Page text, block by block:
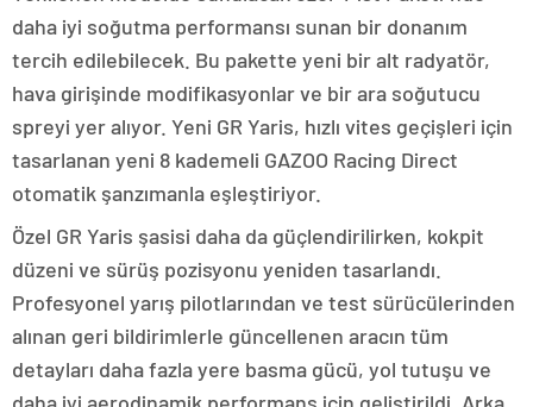
daha iyi soğutma performansı sunan bir donanım
tercih edilebilecek. Bu pakette yeni bir alt radyatör,
hava girişinde modifikasyonlar ve bir ara soğutucu
spreyi yer alıyor. Yeni GR Yaris, hızlı vites geçişleri için
tasarlanan yeni 8 kademeli GAZOO Racing Direct
otomatik şanzımanla eşleştiriyor.
Özel GR Yaris şasisi daha da güçlendirilirken, kokpit
düzeni ve sürüş pozisyonu yeniden tasarlandı.
Profesyonel yarış pilotlarından ve test sürücülerinden
alınan geri bildirimlerle güncellenen aracın tüm
detayları daha fazla yere basma gücü, yol tutuşu ve